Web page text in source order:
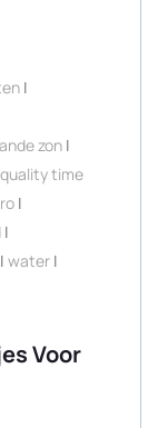
|
zon |
quality time
|
|
| water |
Voor